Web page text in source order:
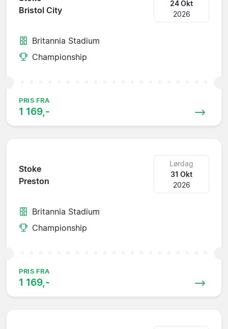
Bristol City
24 Okt
2026
Britannia Stadium
Championship
PRIS FRA
1 169,-
Stoke
Preston
Lørdag
31 Okt
2026
Britannia Stadium
Championship
PRIS FRA
1 169,-